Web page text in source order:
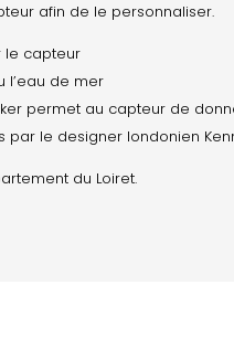
afin de le personnaliser.
le capteur
l’eau de mer
permet au capteur de
le designer londonien
du Loiret.